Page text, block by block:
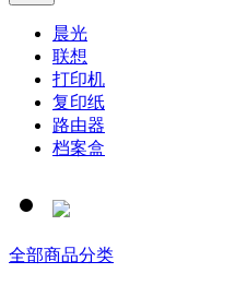
晨光
联想
打印机
复印纸
路由器
档案盒
全部商品分类